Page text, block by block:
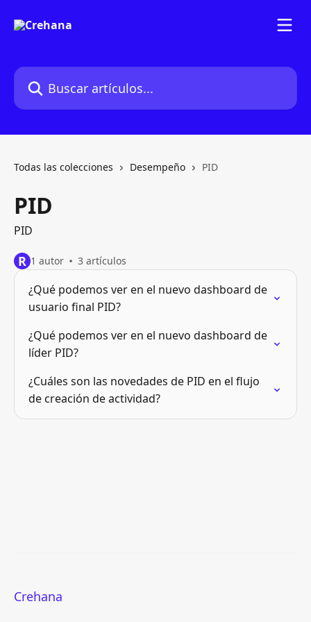
Buscar artículos...
Todas las colecciones Desempeño PID
PID
PID
R 1 autor 3 artículos
¿Qué podemos ver en el nuevo dashboard de
usuario final PID?
¿Qué podemos ver en el nuevo dashboard de
líder PID?
¿Cuáles son las novedades de PID en el flujo
de creación de actividad?
Crehana